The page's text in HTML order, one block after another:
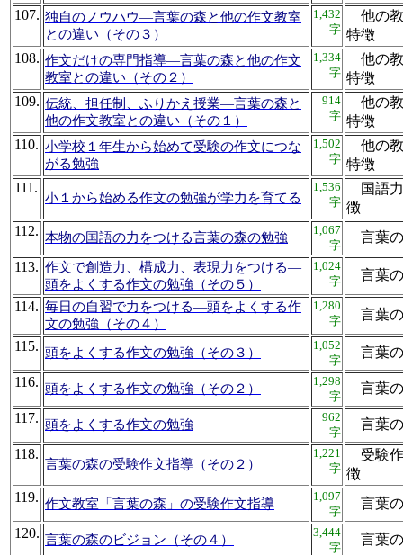
107. 独自のノウハウ―言葉の森と他の作文教室
との違い（その３）
1,432
字
他の
特徴
108. 作文だけの専門指導―言葉の森と他の作文
教室との違い（その２）
1,334
字
他の
特徴
109. 伝統、担任制、ふりかえ授業―言葉の森と
他の作文教室との違い（その１）
914
字
他の
特徴
110. 小学校１年生から始めて受験の作文につな
がる勉強
1,502
字
他の
特徴
111.
小１から始める作文の勉強が学力を育てる
1,536
字
国語
徴
112. 本物の国語の力をつける言葉の森の勉強
1,067
字
言葉
113. 作文で創造力、構成力、表現力をつける―
頭をよくする作文の勉強（その５）
1,024
字
言葉
114. 毎日の自習で力をつける―頭をよくする作
文の勉強（その４）
1,280
字
言葉
115. 頭をよくする作文の勉強（その３）
1,052
字
言葉
116. 頭をよくする作文の勉強（その２）
1,298
字
言葉
117. 頭をよくする作文の勉強
962
字
言葉
118.
言葉の森の受験作文指導（その２）
1,221
字
受験
徴
119. 作文教室「言葉の森」の受験作文指導
1,097
字
言葉
120. 言葉の森のビジョン（その４）
3,444
字
言葉